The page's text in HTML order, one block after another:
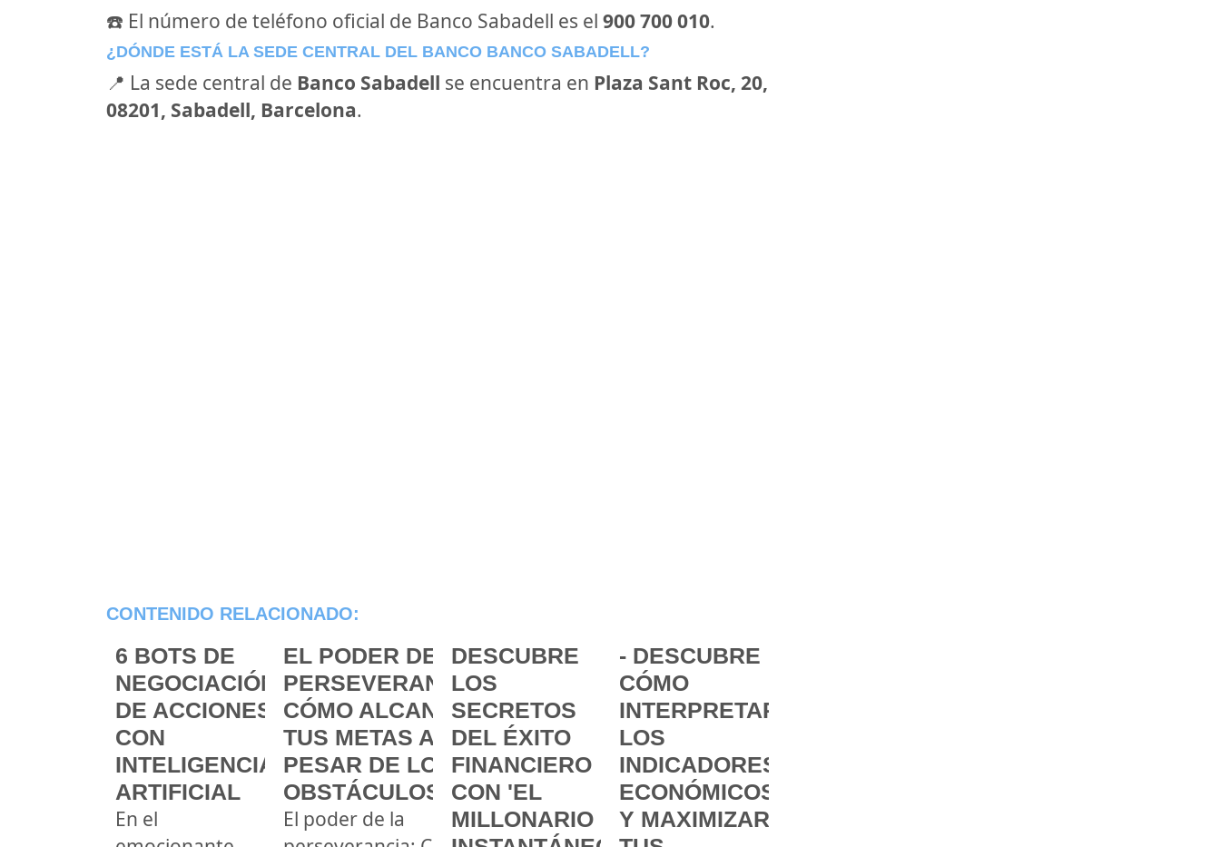
☎️ El número de teléfono oficial de Banco Sabadell es el 900 700 010.
¿DÓNDE ESTÁ LA SEDE CENTRAL DEL BANCO BANCO SABADELL?
📍 La sede central de Banco Sabadell se encuentra en Plaza Sant Roc, 20,
08201, Sabadell, Barcelona.
CONTENIDO RELACIONADO:
6 BOTS DE
NEGOCIACIÓN
DE ACCIONES
CON
INTELIGENCIA
ARTIFICIAL
En el
EL PODER DE LA
PERSEVERANCIA:
CÓMO ALCANZAR
TUS METAS A
PESAR DE LOS
OBSTÁCULOS
El poder de la
DESCUBRE
LOS
SECRETOS
DEL ÉXITO
FINANCIERO
CON 'EL
MILLONARIO
- DESCUBRE
CÓMO
INTERPRETAR
LOS
INDICADORES
ECONÓMICOS
Y MAXIMIZAR